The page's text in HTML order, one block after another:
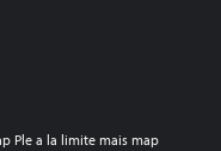
Ple a la limite mais map